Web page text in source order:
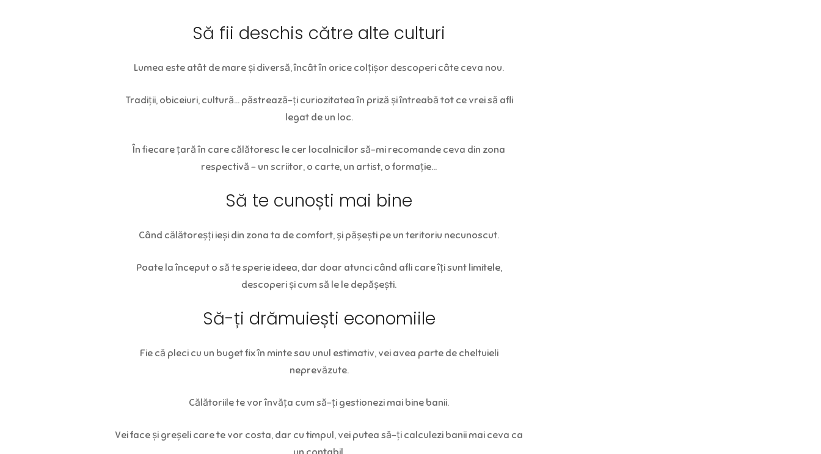
Să fii deschis către alte culturi
Lumea este atât de mare și diversă, încât în orice colțișor descoperi câte ceva nou.
Tradiții, obiceiuri, cultură… păstrează-ți curiozitatea în priză și întreabă tot ce vrei să afli
legat de un loc.
În fiecare țară în care călătoresc le cer localnicilor să-mi recomande ceva din zona
respectivă – un scriitor, o carte, un artist, o formație…
Să te cunoști mai bine
Când călătoreșți ieși din zona ta de comfort, și pășești pe un teritoriu necunoscut.
Poate la început o să te sperie ideea, dar doar atunci când afli care îți sunt limitele,
descoperi și cum să le le depășești.
Să-ți drămuiești economiile
Fie că pleci cu un buget fix în minte sau unul estimativ, vei avea parte de cheltuieli
neprevăzute.
Călătoriile te vor învăța cum să-ți gestionezi mai bine banii.
Vei face și greșeli care te vor costa, dar cu timpul, vei putea să-ți calculezi banii mai ceva ca